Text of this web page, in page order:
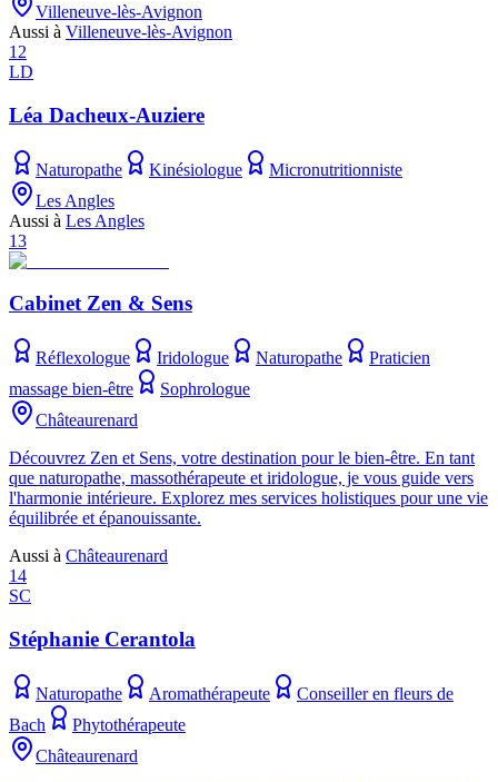
Villeneuve-lès-Avignon
Aussi à Villeneuve-lès-Avignon
12
LD
Léa Dacheux-Auziere
Naturopathe Kinésiologue
Micronutritionniste
Les Angles
Aussi à Les Angles
13
Cabinet Zen & Sens
Réflexologue Iridologue Naturopathe
Praticien
massage bien-être
Sophrologue
Châteaurenard
Découvrez Zen et Sens, votre destination pour le bien-être. En tant
que naturopathe, massothérapeute et iridologue, je vous guide vers
l'harmonie intérieure. Explorez mes services holistiques pour une vie
équilibrée et épanouissante.
Aussi à Châteaurenard
14
SC
Stéphanie Cerantola
Naturopathe Aromathérapeute
Conseiller en fleurs de
Bach
Phytothérapeute
Châteaurenard